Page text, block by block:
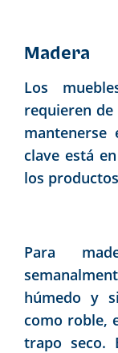
Madera
Los
requieren
mantenerse
clave está
los
Para
húmedo y
como roble,
trapo seco.